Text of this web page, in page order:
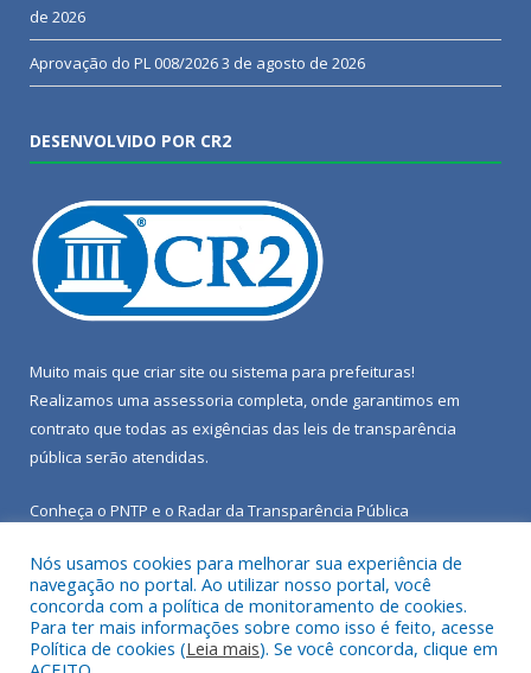
de 2026
Aprovação do PL 008/20263 de agosto de 2026
DESENVOLVIDO POR CR2
Muito mais que criar site ou sistema para prefeituras!
Realizamos uma assessoria completa, onde garantimos em
contrato que todas as exigências das leis de transparência
pública serão atendidas.
Conheça o PNTP e o Radar da Transparência Pública
Todos os direitos reservados a Câmara Municipal de Porto de
Moz.
Nós usamos cookies para melhorar sua experiência de
navegação no portal. Ao utilizar nosso portal, você
concorda com a política de monitoramento de cookies.
Para ter mais informações sobre como isso é feito, acesse
Política de cookies (Leia mais). Se você concorda, clique em